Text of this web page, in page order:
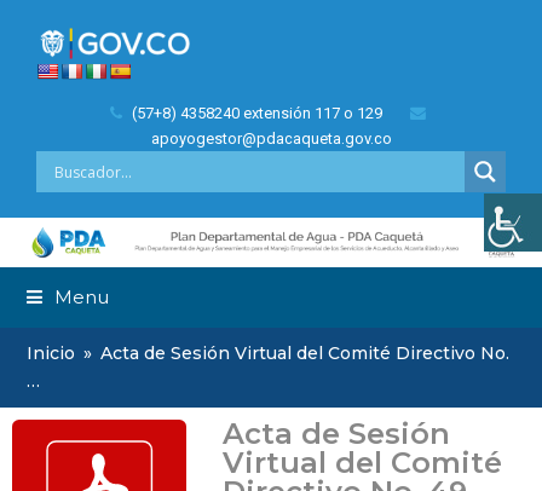
(57+8) 4358240 extensión 117 o 129
apoyogestor@pdacaqueta.gov.co
Menu
Inicio » Acta de Sesión Virtual del Comité Directivo No.
…
Acta de Sesión
Virtual del Comité